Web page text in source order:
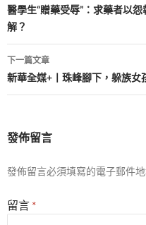
章
導
覽
醫學生“贈藥受辱”：求藥者以
解？
下一篇文章
新華全媒+丨珠峰腳下，躲族女
發佈留言
發佈留言必須填寫的電子郵件地
留言 *